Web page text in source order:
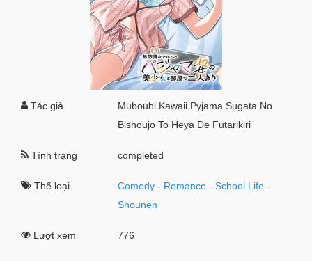
Tác giả
Muboubi Kawaii Pyjama Sugata No
Bishoujo To Heya De Futarikiri
Tình trạng completed
Thể loại Comedy - Romance -School Life -
Shounen
Lượt xem 776